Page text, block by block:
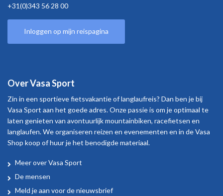
+31(0)343 56 28 00
Inloggen op mijn reispagina
Over Vasa Sport
Zin in een sportieve fietsvakantie of langlaufreis? Dan ben je bij
Vasa Sport aan het goede adres. Onze passie is om je optimaal te
laten genieten van avontuurlijk mountainbiken, racefietsen en
langlaufen. We organiseren reizen en evenementen en in de Vasa
Shop koop of huur je het benodigde materiaal.
Over
Vasa
Meer over Vasa Sport
De mensen
Meld je aan voor de nieuwsbrief